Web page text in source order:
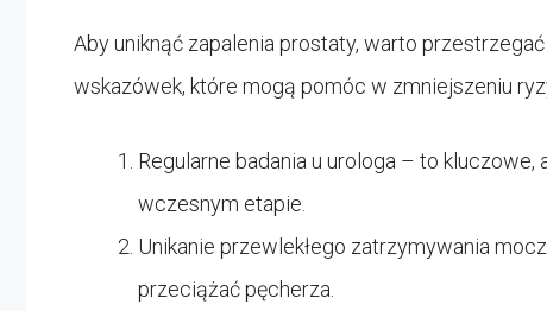
Aby uniknąć zapalenia prostaty, warto
wskazówek, które mogą pomóc w zmniejszeniu
Regularne badania u urologa – to
wczesnym etapie.
Unikanie przewlekłego zatrzymywania
przeciążać pęcherza.